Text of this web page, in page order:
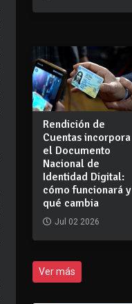
Rendición de
Cuentas incorpora
el Documento
Nacional de
Identidad Digital:
cómo funcionará y
qué cambia
Jul 02 2026
Ver más